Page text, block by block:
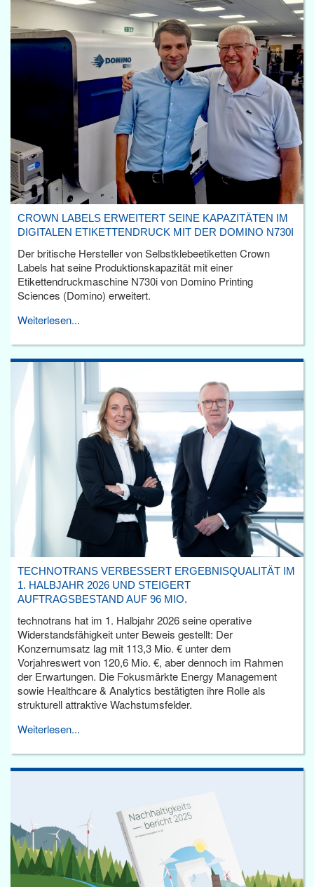
CROWN LABELS ERWEITERT SEINE KAPAZITÄTEN IM
DIGITALEN ETIKETTENDRUCK MIT DER DOMINO N730I
Der britische Hersteller von Selbstklebeetiketten Crown
Labels hat seine Produktionskapazität mit einer
Etikettendruckmaschine N730i von Domino Printing
Sciences (Domino) erweitert.
Weiterlesen...
TECHNOTRANS VERBESSERT ERGEBNISQUALITÄT IM
1. HALBJAHR 2026 UND STEIGERT
AUFTRAGSBESTAND AUF 96 MIO.
technotrans hat im 1. Halbjahr 2026 seine operative
Widerstandsfähigkeit unter Beweis gestellt: Der
Konzernumsatz lag mit 113,3 Mio. € unter dem
Vorjahreswert von 120,6 Mio. €, aber dennoch im Rahmen
der Erwartungen. Die Fokusmärkte Energy Management
sowie Healthcare & Analytics bestätigten ihre Rolle als
strukturell attraktive Wachstumsfelder.
Weiterlesen...